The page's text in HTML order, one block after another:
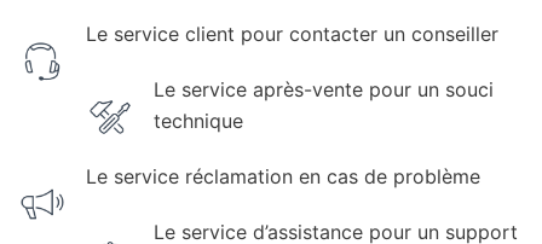
Le service client pour contacter un conseiller
Le service après-vente pour un souci
technique
Le service réclamation en cas de problème
Le service d’assistance pour un support